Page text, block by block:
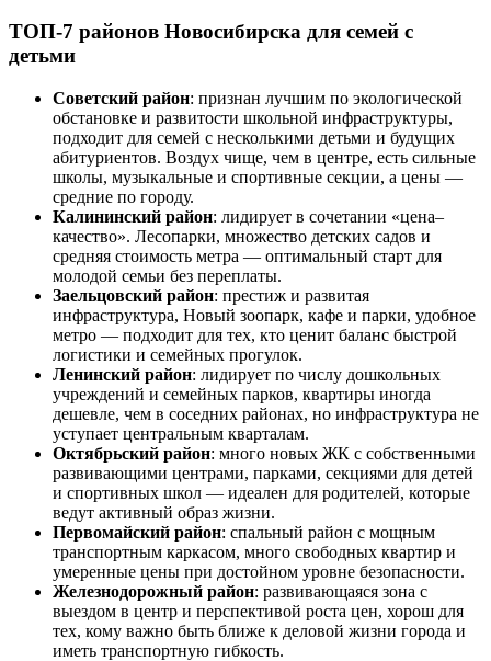
ТОП-7 районов Новосибирска для семей с
детьми
Советский район: признан лучшим по экологической
обстановке и развитости школьной инфраструктуры,
подходит для семей с несколькими детьми и будущих
абитуриентов. Воздух чище, чем в центре, есть сильные
школы, музыкальные и спортивные секции, а цены —
средние по городу.
Калининский район: лидирует в сочетании «цена–
качество». Лесопарки, множество детских садов и
средняя стоимость метра — оптимальный старт для
молодой семьи без переплаты.
Заельцовский район: престиж и развитая
инфраструктура, Новый зоопарк, кафе и парки, удобное
метро — подходит для тех, кто ценит баланс быстрой
логистики и семейных прогулок.
Ленинский район: лидирует по числу дошкольных
учреждений и семейных парков, квартиры иногда
дешевле, чем в соседних районах, но инфраструктура не
уступает центральным кварталам.
Октябрьский район: много новых ЖК с собственными
развивающими центрами, парками, секциями для детей
и спортивных школ — идеален для родителей, которые
ведут активный образ жизни.
Первомайский район: спальный район с мощным
транспортным каркасом, много свободных квартир и
умеренные цены при достойном уровне безопасности.
Железнодорожный район: развивающаяся зона с
выездом в центр и перспективой роста цен, хорош для
тех, кому важно быть ближе к деловой жизни города и
иметь транспортную гибкость.